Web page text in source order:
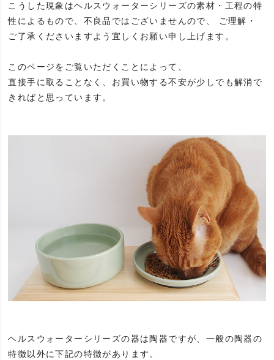
こうした現象はヘルスウォーターシリーズの素材・工程の特
性によるもので、不良品ではございませんので、 ご理解・
ご了承くださいますよう宜しくお願い申し上げます。
このページをご覧いただくことによって、
直接手に取ることなく、お買い物する不安が少しでも解消で
きればと思っています。
ヘルスウォーターシリーズの器は陶器ですが、一般の陶器の
特徴以外に下記の特徴があります。